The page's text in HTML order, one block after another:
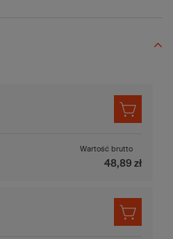
Wartość brutto
48,89 zł